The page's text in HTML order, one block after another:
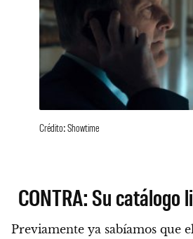
Crédito: Showtime
CONTRA: Su catálogo
Previamente ya sabíamos que